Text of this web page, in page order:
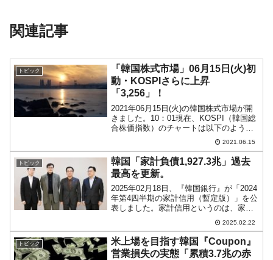
関連記事
トピック
「韓国株式市場」06月15日(火)初
動・KOSPIさらに上昇
「3,256」！
2021年06月15日(火)の韓国株式市場が開
きました。10：01現在、KOSPI（韓国総
合株価指数）のチャートは以下のように
『Investing.com』より引用）。本日も陽
線で上昇しています。KOSPIは「3,2...
2021.06.15
トピック
韓国「家計負債1,927.3兆」過去
最高を更新。
2025年02月18日、『韓国銀行』が「2024
年第4四半期の家計信用（暫定版）」を公
表しました。家計信用というのは、家計
が金融会社から借りた貸し出し金額と、
カード使用額などの販売信用を合わせた
もの。簡単にいえば、家計が負債（返済
しなければ...
2025.02.22
トピック
米上場を目指す韓国『Coupon』
営業損失の実態「累積3.7兆の赤